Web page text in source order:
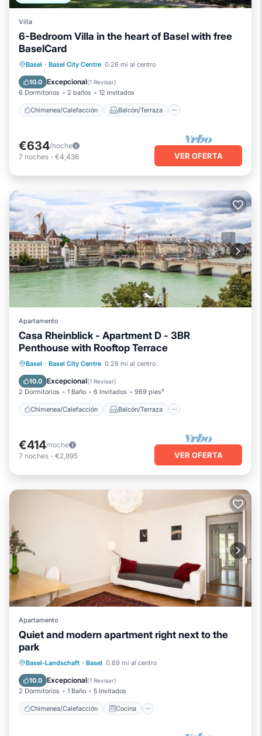
Villa
6-Bedroom Villa in the heart of Basel with free
BaselCard
Basel · Basel City Centre 0.26 mi al centro
10.0 Excepcional(1 Revisar)
6 Dormitorios 2 baños 12 Invitados
Chimenea/Calefacción Balcón/Terraza
Chimenea/Calefacción
Balcón/Terraza
Cocina
Aparcamiento
€634/noche
7 noches - €4,436 VER OFERTA
Apartamento
Casa Rheinblick - Apartment D - 3BR
Penthouse with Rooftop Terrace
Basel · Basel City Centre 0.28 mi al centro
10.0 Excepcional(1 Revisar)
2 Dormitorios 1 Baño 6 Invitados 969 pies²
Chimenea/Calefacción Balcón/Terraza
Chimenea/Calefacción
Balcón/Terraza
Cocina
Internet
€414/noche
7 noches - €2,895 VER OFERTA
Apartamento
Quiet and modern apartment right next to the
park
Basel-Landschaft · Basel 0.69 mi al centro
10.0 Excepcional(1 Revisar)
2 Dormitorios 1 Baño 5 Invitados
Chimenea/Calefacción Cocina
Chimenea/Calefacción
Cocina
Aparcamiento